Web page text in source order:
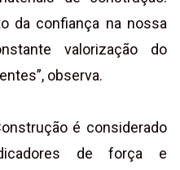
da confiança na nossa
valorização do
observa.
é considerado
de força e